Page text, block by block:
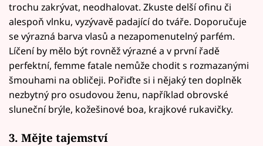
trochu zakrývat, neodhalovat. Zkuste delší ofinu či
alespoň vlnku, vyzývavě padající do tváře. Doporučuje
se výrazná barva vlasů a nezapomenutelný parfém.
Líčení by mělo být rovněž výrazné a v první řadě
perfektní, femme fatale nemůže chodit s rozmazanými
šmouhami na obličeji. Pořiďte si i nějaký ten doplněk
nezbytný pro osudovou ženu, například obrovské
sluneční brýle, kožešinové boa, krajkové rukavičky.
3. Mějte tajemství